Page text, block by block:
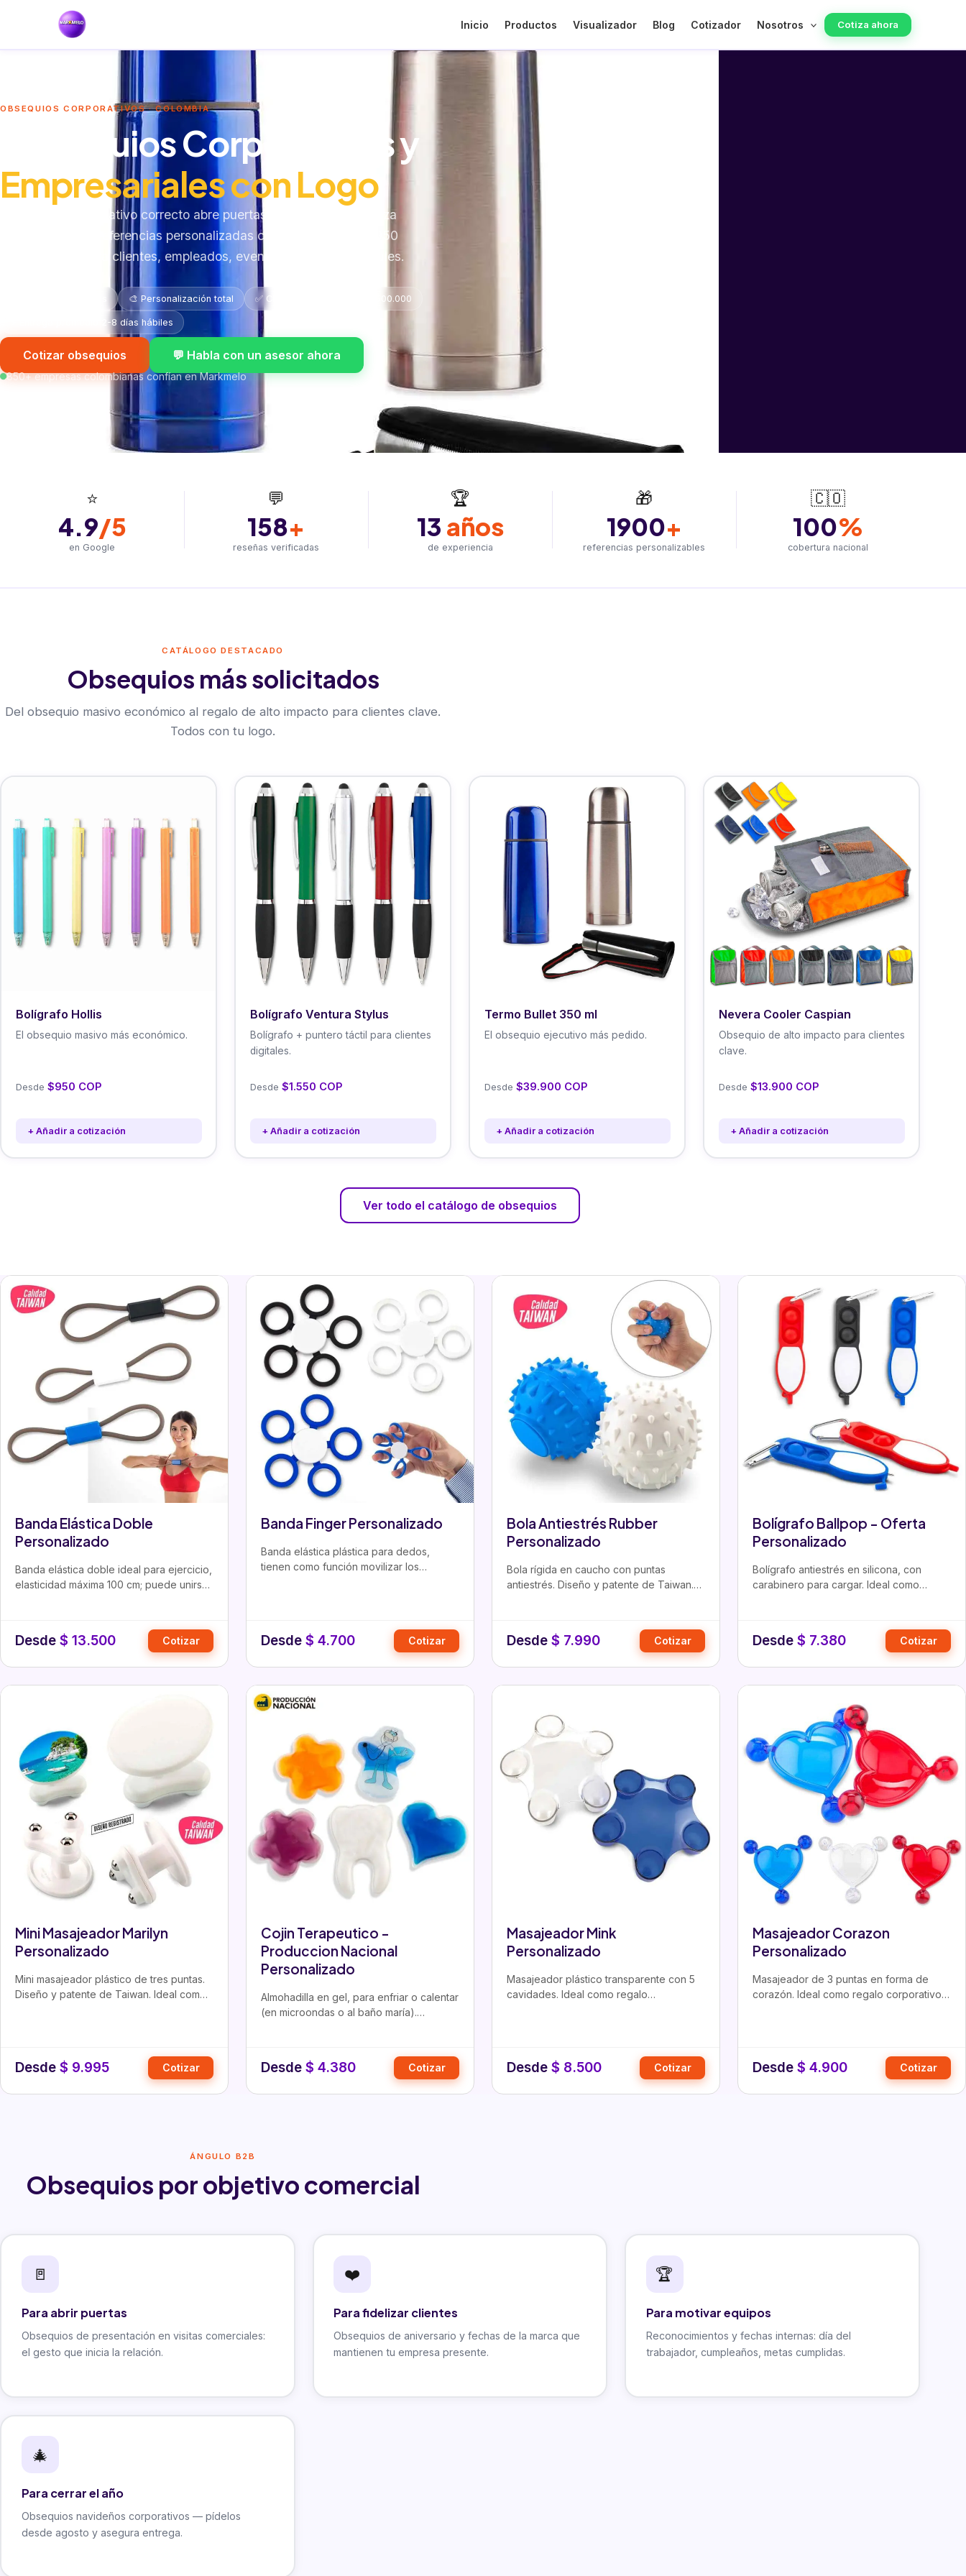
Inicio Productos Visualizador Blog Cotizador Nosotros Cotiza ahora
OBSEQUIOS CORPORATIVOS · COLOMBIA
Obsequios Corporativos y
Empresariales con Logo
El obsequio corporativo correcto abre puertas comerciales y fideliza
equipos. +1.900 referencias personalizadas con tu logo desde $950
por unidad — para clientes, empleados, eventos y fechas especiales.
🎨 Personalización total ✅ Clientes nuevos desde $500.000
⚡ Entrega promedio 2-8 días hábiles
Cotizar obsequios 💬 Habla con un asesor ahora
850+ empresas colombianas confían en Markmelo
⭐
4.9/5
en Google
💬
158+
reseñas verificadas
🏆
13 años
de experiencia
🎁
1900+
referencias personalizables
🇨🇴
100%
cobertura nacional
CATÁLOGO DESTACADO
Obsequios más solicitados
Del obsequio masivo económico al regalo de alto impacto para clientes clave.
Todos con tu logo.
Bolígrafo Hollis
El obsequio masivo más económico.
Desde $950 COP
+ Añadir a cotización
Bolígrafo Ventura Stylus
Bolígrafo + puntero táctil para clientes
digitales.
Desde $1.550 COP
+ Añadir a cotización
Termo Bullet 350 ml
El obsequio ejecutivo más pedido.
Desde $39.900 COP
+ Añadir a cotización
Nevera Cooler Caspian
Obsequio de alto impacto para clientes
clave.
Desde $13.900 COP
+ Añadir a cotización
Ver todo el catálogo de obsequios
Banda Elástica Doble
Personalizado
Banda elástica doble ideal para ejercicio,
elasticidad máxima 100 cm; puede unirse
Desde $ 13.500 Cotizar
Banda Finger Personalizado
Banda elástica plástica para dedos,
tienen como función movilizar los
Desde $ 4.700 Cotizar
Bola Antiestrés Rubber
Personalizado
Bola rígida en caucho con puntas
antiestrés. Diseño y patente de Taiwan.
Desde $ 7.990 Cotizar
Bolígrafo Ballpop - Oferta
Personalizado
Bolígrafo antiestrés en silicona, con
carabinero para cargar. Ideal como
Desde $ 7.380 Cotizar
Mini Masajeador Marilyn
Personalizado
Mini masajeador plástico de tres puntas.
Diseño y patente de Taiwan. Ideal como
Desde $ 9.995 Cotizar
Cojin Terapeutico -
Produccion Nacional
Personalizado
Almohadilla en gel, para enfriar o calentar
(en microondas o al baño maría).
Desde $ 4.380 Cotizar
Masajeador Mink
Personalizado
Masajeador plástico transparente con 5
cavidades. Ideal como regalo
Desde $ 8.500 Cotizar
Masajeador Corazon
Personalizado
Masajeador de 3 puntas en forma de
corazón. Ideal como regalo corporativo
Desde $ 4.900 Cotizar
ÁNGULO B2B
Obsequios por objetivo comercial
🚪
Para abrir puertas
Obsequios de presentación en visitas comerciales:
el gesto que inicia la relación.
❤️
Para fidelizar clientes
Obsequios de aniversario y fechas de la marca que
mantienen tu empresa presente.
🏆
Para motivar equipos
Reconocimientos y fechas internas: día del
trabajador, cumpleaños, metas cumplidas.
🎄
Para cerrar el año
Obsequios navideños corporativos — pídelos
desde agosto y asegura entrega.